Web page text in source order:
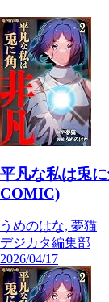
平凡な私は兎
COMIC)
うめのはな, 夢猫
デジカタ編集部
2026/04/17